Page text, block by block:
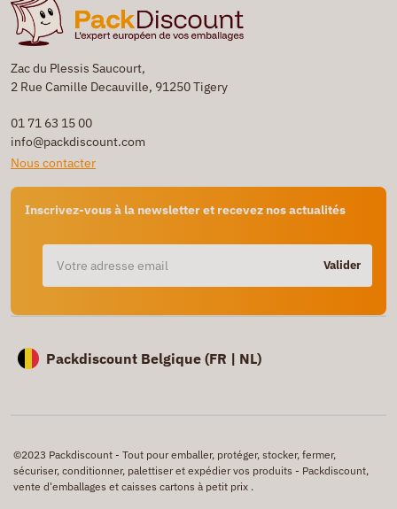
Zac du Plessis Saucourt,
2 Rue Camille Decauville, 91250 Tigery
01 71 63 15 00
info@packdiscount.com
Nous contacter
Inscrivez-vous à la newsletter et recevez nos actualités
Valider
Packdiscount Belgique (FR | NL)
©2023 Packdiscount - Tout pour emballer, protéger, stocker, fermer,
sécuriser, conditionner, palettiser et expédier vos produits - Packdiscount,
vente d'emballages et caisses cartons à petit prix .